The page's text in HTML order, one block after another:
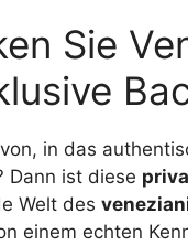
Sie
in das
Dann ist diese
Welt des
einem echten